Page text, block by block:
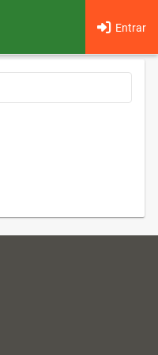
Entrar